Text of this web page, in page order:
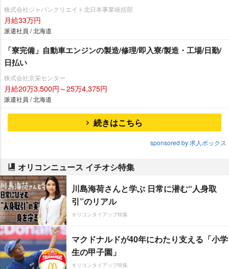
株式会社ジャパンクリエイト北日本事業統括部
月給33万円
派遣社員 / 北海道
「寮完備」自動車エンジンの製造/修理/即入寮/製造・工場/日勤/
日払い
株式会社京栄センター
月給20万3,500円～25万4,375円
派遣社員 / 北海道
続きはこちら
sponsored by 求人ボックス
オリコンニュース イチオシ特集
川島海荷さんと学ぶ 日常に潜む“人身取
引”のリアル
オリコンタイアップ特集
マクドナルドが40年にわたり支える「小学
生の甲子園」
オリコンタイアップ特集